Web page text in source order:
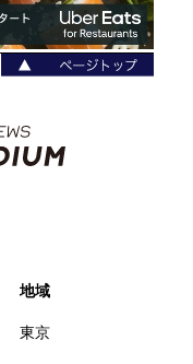
地域
東京